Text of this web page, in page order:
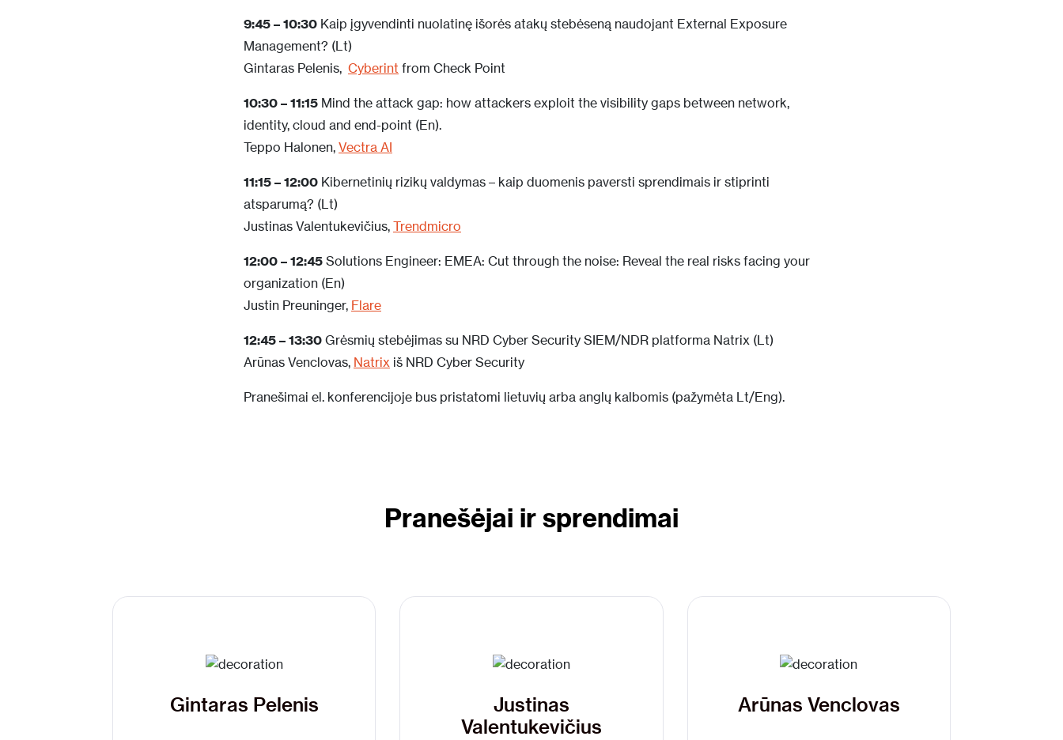
9:45 – 10:30 Kaip įgyvendinti nuolatinę išorės atakų stebėseną naudojant External Exposure
Management? (Lt)
Gintaras Pelenis, Cyberint from Check Point
10:30 – 11:15 Mind the attack gap: how attackers exploit the visibility gaps between network,
identity, cloud and end-point (En).
Teppo Halonen, Vectra AI
11:15 – 12:00 Kibernetinių rizikų valdymas – kaip duomenis paversti sprendimais ir stiprinti
atsparumą? (Lt)
Justinas Valentukevičius, Trendmicro
12:00 – 12:45 Solutions Engineer: EMEA: Cut through the noise: Reveal the real risks facing your
organization (En)
Justin Preuninger, Flare
12:45 – 13:30 Grėsmių stebėjimas su NRD Cyber Security SIEM/NDR platforma Natrix (Lt)
Arūnas Venclovas, Natrix iš NRD Cyber Security
Pranešimai el. konferencijoje bus pristatomi lietuvių arba anglų kalbomis (pažymėta Lt/Eng).
Pranešėjai ir sprendimai
Gintaras Pelenis
Justinas
Valentukevičius
Arūnas Venclovas